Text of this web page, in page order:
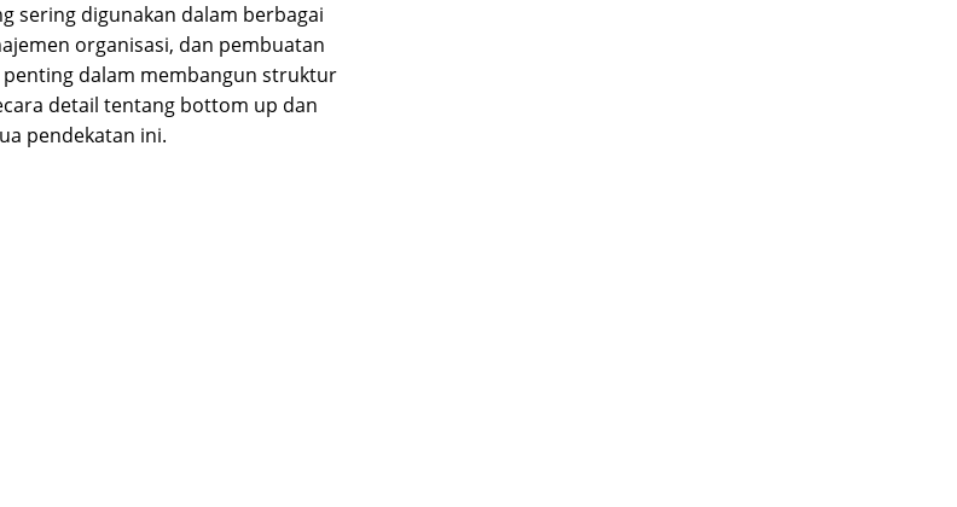
sering digunakan dalam berbagai
organisasi, dan pembuatan
dalam membangun struktur
detail tentang bottom up dan
pendekatan ini.